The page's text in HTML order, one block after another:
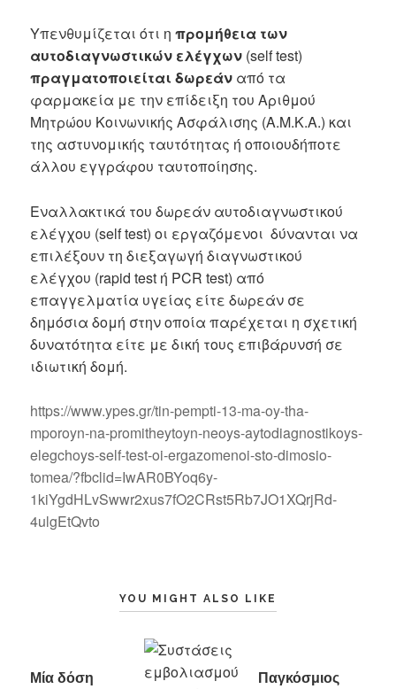
Υπενθυμίζεται ότι ηπρομήθεια των
αυτοδιαγνωστικών ελέγχων (self test)
πραγματοποιείται δωρεάν από τα
φαρμακεία με την επίδειξη του Αριθμού
Μητρώου Κοινωνικής Ασφάλισης (Α.Μ.Κ.Α.) και
της αστυνομικής ταυτότητας ή οποιουδήποτε
άλλου εγγράφου ταυτοποίησης.
Εναλλακτικά του δωρεάν αυτοδιαγνωστικού
ελέγχου (self test) οι εργαζόμενοι δύνανται να
επιλέξουν τη διεξαγωγή διαγνωστικού
ελέγχου (rapid test ή PCR test) από
επαγγελματία υγείας είτε δωρεάν σε
δημόσια δομή στην οποία παρέχεται η σχετική
δυνατότητα είτε με δική τους επιβάρυνσή σε
ιδιωτική δομή.
https://www.ypes.gr/tin-pempti-13-ma-oy-tha-
mporoyn-na-promitheytoyn-neoys-aytodiagnostikoys-
elegchoys-self-test-oi-ergazomenoi-sto-dimosio-
tomea/?fbclid=IwAR0BYoq6y-
1kiYgdHLvSwwr2xus7fO2CRst5Rb7JO1XQrjRd-
4ulgEtQvto
YOU MIGHT ALSO LIKE
Μία δόση
Παγκόσμιος